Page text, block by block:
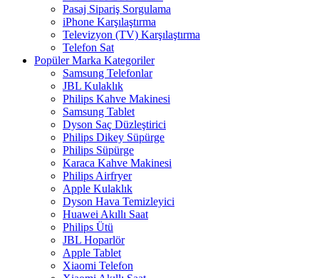
Pasaj Sipariş Sorgulama
iPhone Karşılaştırma
Televizyon (TV) Karşılaştırma
Telefon Sat
Popüler Marka Kategoriler
Samsung Telefonlar
JBL Kulaklık
Philips Kahve Makinesi
Samsung Tablet
Dyson Saç Düzleştirici
Philips Dikey Süpürge
Philips Süpürge
Karaca Kahve Makinesi
Philips Airfryer
Apple Kulaklık
Dyson Hava Temizleyici
Huawei Akıllı Saat
Philips Ütü
JBL Hoparlör
Apple Tablet
Xiaomi Telefon